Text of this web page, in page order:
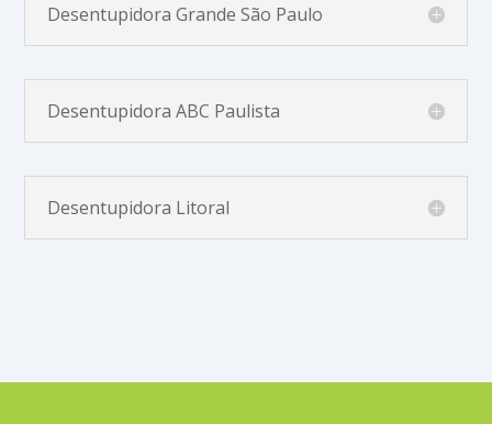
Desentupidora Grande São Paulo
Desentupidora ABC Paulista
Desentupidora Litoral